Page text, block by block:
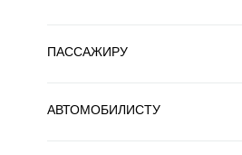
ПАССАЖИРУ
АВТОМОБИЛИСТУ